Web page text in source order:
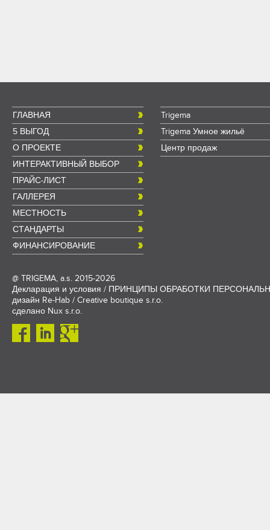
ГЛАВНАЯ
5 ВЫГОД
О ПРОЕКТЕ
ИНТЕРАКТИВНЫЙ ВЫБОР
ПРАЙС-ЛИСТ
ГАЛЛЕРЕЯ
МЕСТНОСТЬ
СТАНДАРТЫ
ФИНАНСИРОВАНИЕ
Trigema
Trigema Умное жильё
Центр продаж
@ TRIGEMA, a.s. 2015-2026
Декларация и условия / ПРИНЦИПЫ ОБРАБОТКИ
дизайн Re-Hab / Creative boutique s.r.o.
сделано Nux s.r.o.